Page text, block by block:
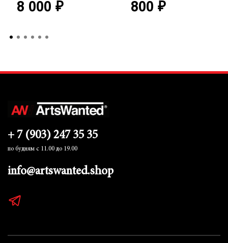
8 000 ₽ 800 ₽
+ 7 (903) 247 35 35
по будням с 11.00 до 19.00
info@artswanted.shop